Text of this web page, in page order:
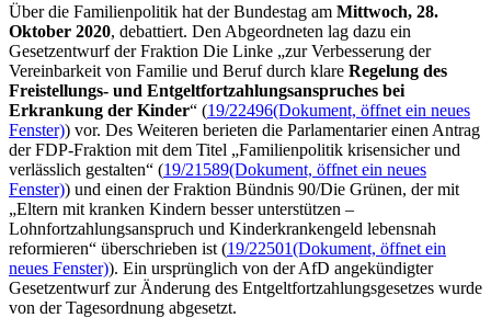
Über die Familienpolitik hat der Bundestag am Mittwoch, 28.
Oktober 2020, debattiert. Den Abgeordneten lag dazu ein
Gesetzentwurf der Fraktion Die Linke „zur Verbesserung der
Vereinbarkeit von Familie und Beruf durch klare Regelung des
Freistellungs- und Entgeltfortzahlungsanspruches bei
Erkrankung der Kinder“ (19/22496(Dokument, öffnet ein neues
Fenster)) vor. Des Weiteren berieten die Parlamentarier einen Antrag
der FDP-Fraktion mit dem Titel „Familienpolitik krisensicher und
verlässlich gestalten“ (19/21589(Dokument, öffnet ein neues
Fenster)) und einen der Fraktion Bündnis 90/Die Grünen, der mit
„Eltern mit kranken Kindern besser unterstützen –
Lohnfortzahlungsanspruch und Kinderkrankengeld lebensnah
reformieren“ überschrieben ist (19/22501(Dokument, öffnet ein
neues Fenster)). Ein ursprünglich von der AfD angekündigter
Gesetzentwurf zur Änderung des Entgeltfortzahlungsgesetzes wurde
von der Tagesordnung abgesetzt.